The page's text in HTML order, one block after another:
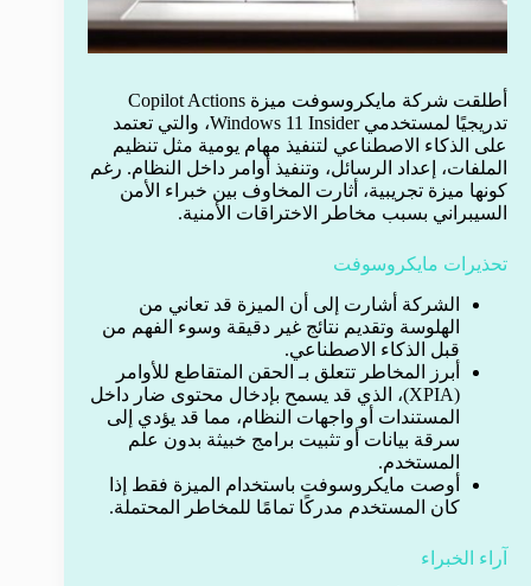
أطلقت شركة مايكروسوفت ميزة Copilot Actions
تدريجيًا لمستخدمي Windows 11 Insider، والتي تعتمد
على الذكاء الاصطناعي لتنفيذ مهام يومية مثل تنظيم
الملفات، إعداد الرسائل، وتنفيذ أوامر داخل النظام. رغم
كونها ميزة تجريبية، أثارت المخاوف بين خبراء الأمن
السيبراني بسبب مخاطر الاختراقات الأمنية.
تحذيرات مايكروسوفت
الشركة أشارت إلى أن الميزة قد تعاني من
الهلوسة وتقديم نتائج غير دقيقة وسوء الفهم من
قبل الذكاء الاصطناعي.
أبرز المخاطر تتعلق بـ الحقن المتقاطع للأوامر
(XPIA)، الذي قد يسمح بإدخال محتوى ضار داخل
المستندات أو واجهات النظام، مما قد يؤدي إلى
سرقة بيانات أو تثبيت برامج خبيثة بدون علم
المستخدم.
أوصت مايكروسوفت باستخدام الميزة فقط إذا
كان المستخدم مدركًا تمامًا للمخاطر المحتملة.
آراء الخبراء